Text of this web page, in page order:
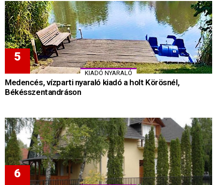
KIADÓ NYARALÓ
Medencés, vízparti nyaraló kiadó a holt Körösnél,
Békésszentandráson